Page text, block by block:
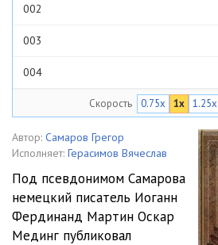
002
003
004
006
008
009
Скорость 0.75x 1x 1.25x
Автор: Самаров Грегор
Исполняет: Герасимов Вячеслав
Под псевдонимом Самарова
немецкий писатель Иоганн
Фердинанд Мартин Оскар
Мединг публиковал